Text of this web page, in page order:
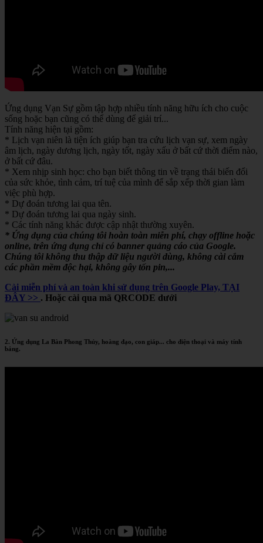
Ứng dụng Vạn Sự gồm tập hợp nhiều tính năng hữu ích cho cuộc
sống hoặc bạn cũng có thể dùng để giải trí...
Tính năng hiện tại gồm:
* Lịch vạn niên là tiện ích giúp bạn tra cứu lịch vạn sự, xem ngày
âm lịch, ngày dương lịch, ngày tốt, ngày xấu ở bất cứ thời điểm nào,
ở bất cứ đâu.
* Xem nhịp sinh học: cho bạn biết thông tin về trạng thái biến đổi
của sức khỏe, tình cảm, trí tuệ của mình để sắp xếp thời gian làm
việc phù hợp.
* Dự đoán tương lai qua tên.
* Dự đoán tương lai qua ngày sinh.
* Các tính năng khác được cập nhật thường xuyên.
* Ứng dụng của chúng tôi hoàn toàn miễn phí, chạy offline hoặc
online, trên ứng dụng chỉ có banner quảng cáo của Google.
Chúng tôi không thu thập dữ liệu người dùng, không cài cắm
các phần mềm độc hại, không gây tốn pin,...
Cài miễn phí và an toàn khi sử dụng trên Google Play, TẠI
ĐÂY >> . Hoặc cài qua mã QRCODE dưới
2. Ứng dụng La Bàn Phong Thủy, hoàng đạo, con giáp... cho điện thoại và máy tính
bảng.